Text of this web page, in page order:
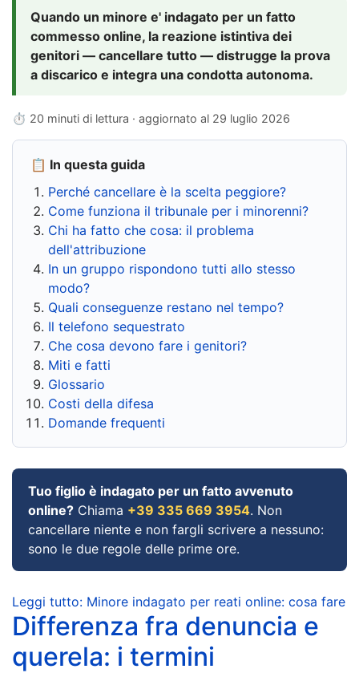
Quando un minore e' indagato per un fatto
commesso online, la reazione istintiva dei
genitori — cancellare tutto — distrugge la prova
a discarico e integra una condotta autonoma.
⏱ 20 minuti di lettura · aggiornato al 29 luglio 2026
📋 In questa guida
Perché cancellare è la scelta peggiore?
Come funziona il tribunale per i minorenni?
Chi ha fatto che cosa: il problema
dell'attribuzione
In un gruppo rispondono tutti allo stesso
modo?
Quali conseguenze restano nel tempo?
Il telefono sequestrato
Che cosa devono fare i genitori?
Miti e fatti
Glossario
Costi della difesa
Domande frequenti
Tuo figlio è indagato per un fatto avvenuto
online? Chiama +39 335 669 3954. Non
cancellare niente e non fargli scrivere a nessuno:
sono le due regole delle prime ore.
Leggi tutto: Minore indagato per reati online: cosa fare
Differenza fra denuncia e
querela: i termini